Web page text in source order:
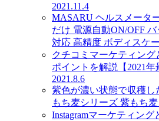
2021.11.4
MASARU ヘルスメータ
だけ 電源自動ON/OFF
対応 高精度 ボディスケ
クチコミマーケティン
ポイントを解説【2021年
2021.8.6
紫色が濃い状態で収穫し
もち麦シリーズ 紫もち麦
Instagramマーケティン